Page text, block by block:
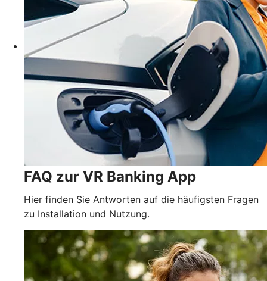
FAQ zur VR Banking App
Hier finden Sie Antworten auf die häufigsten Fragen
zu Installation und Nutzung.